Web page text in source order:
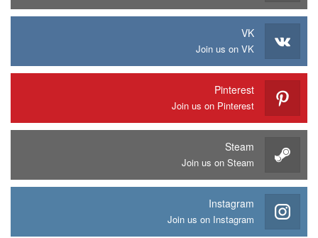
VK
Join us on VK
Pinterest
Join us on Pinterest
Steam
Join us on Steam
Instagram
Join us on Instagram